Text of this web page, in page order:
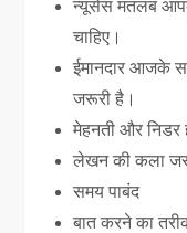
न्यूसेंस मतलब
चाहिए।
ईमानदार आजके
जरूरी है।
मेहनती और निडर
लेखन की कला
समय पाबंद
बात करने का